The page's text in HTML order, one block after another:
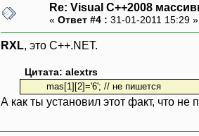
Re: Visual C++2008
« Ответ #4 : 31-01-2011 15:29
RXL, это C++.NET.
Цитата: alextrs
mas[1][2]='6'; // не пишется
А как ты установил этот факт, что не